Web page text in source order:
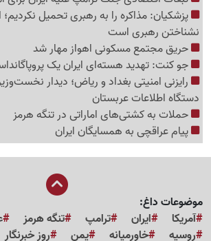
پزشکیان: مذاکره را به رهبری تحمیل نکردیم؛
نشناختن رهبری است
حریق مجتمع مسکونی اهواز مهار شد
جو کنت: تهدید هسته‌ای ایران یک
رایزنی امنیتی بغداد و ریاض؛ دیدار
دستگاه اطلاعات عربستان
حملات به کشتی‌های اماراتی در تنگه هرمز
پیام عراقچی به همسایگان ایران
موضوعات داغ:
آمریکا
ایران ترامپ تنگه هرمز
روسیه
خاورمیانه یمن
روز خبرنگار